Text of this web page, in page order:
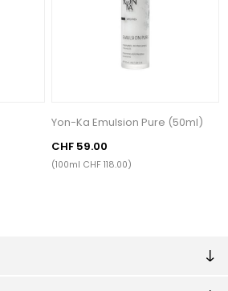
Yon-Ka Emulsion Pure (50ml)
CHF 59.00
(100ml CHF 118.00)